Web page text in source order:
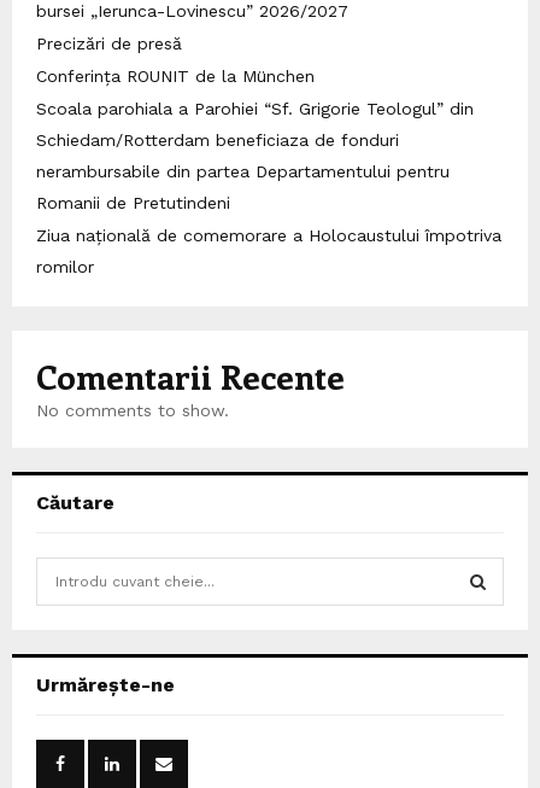
bursei „Ierunca-Lovinescu” 2026/2027
Precizări de presă
Conferința ROUNIT de la München
Scoala parohiala a Parohiei “Sf. Grigorie Teologul” din
Schiedam/Rotterdam beneficiaza de fonduri
nerambursabile din partea Departamentului pentru
Romanii de Pretutindeni
Ziua națională de comemorare a Holocaustului împotriva
romilor
Comentarii Recente
No comments to show.
Căutare
h
Urmărește-ne